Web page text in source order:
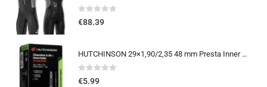
0out of 5
€88.39
HUTCHINSON 29×1,90/2,35 48 mm Presta Inner Tube 2014
0out of 5
€5.99